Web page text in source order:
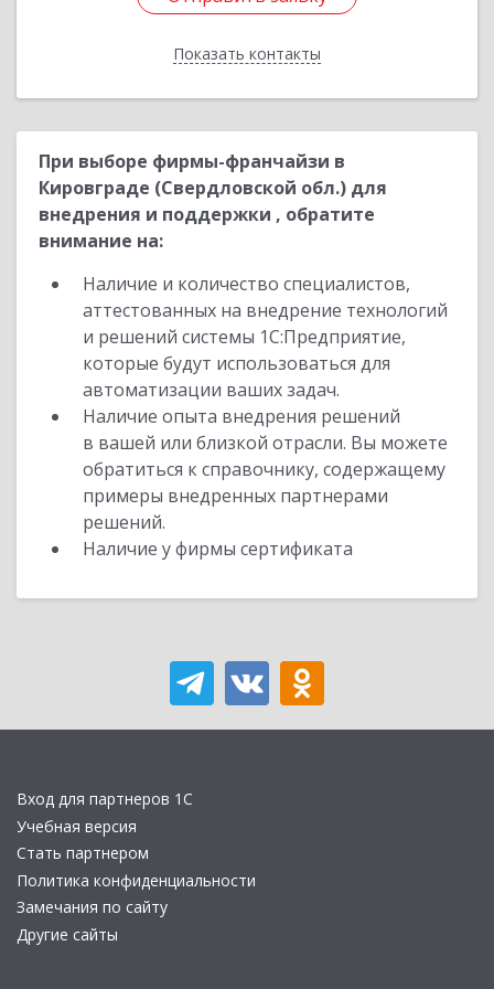
Показать контакты
Назад
При выборе фирмы-франчайзи в
Кировграде (Свердловской обл.) для
внедрения и поддержки , обратите
внимание на:
Наличие и количество специалистов,
аттестованных на внедрение технологий
и решений системы 1С:Предприятие,
которые будут использоваться для
автоматизации ваших задач.
Наличие опыта внедрения решений
в вашей или близкой отрасли. Вы можете
обратиться к справочнику, содержащему
примеры внедренных партнерами
решений.
Наличие у фирмы сертификата
Вход для партнеров 1С
Учебная версия
Стать партнером
Политика конфиденциальности
Замечания по сайту
Другие сайты